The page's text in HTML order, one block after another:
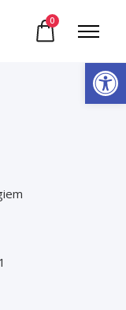
Otwórz pasek narzędzi
0